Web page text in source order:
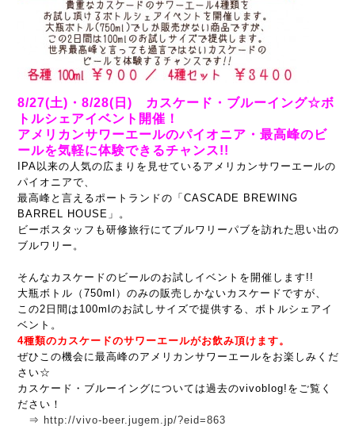
8/27(土)・8/28(日) カスケード・ブルーイング☆ボ
トルシェアイベント開催！
アメリカンサワーエールのパイオニア・最高峰のビ
ールを気軽に体験できるチャンス!!
IPA以来の人気の広まりを見せているアメリカンサワーエールの
パイオニアで、
最高峰と言えるポートランドの「CASCADE BREWING
BARREL HOUSE」。
ビーボスタッフも研修旅行にてブルワリーパブを訪れた思い出の
ブルワリー。
そんなカスケードのビールのお試しイベントを開催します!!
大瓶ボトル（750ml）のみの販売しかないカスケードですが、
この2日間は100mlのお試しサイズで提供する、ボトルシェアイ
ベント。
4種類のカスケードのサワーエールがお飲み頂けます。
ぜひこの機会に最高峰のアメリカンサワーエールをお楽しみくだ
さい☆
カスケード・ブルーイングについては過去のvivoblog!をご覧く
ださい！
⇒ http://vivo-beer.jugem.jp/?eid=863